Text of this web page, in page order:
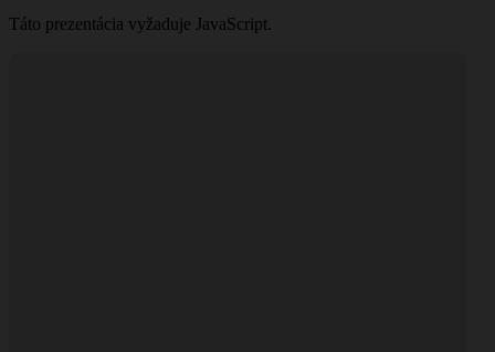
Táto prezentácia vyžaduje JavaScript.